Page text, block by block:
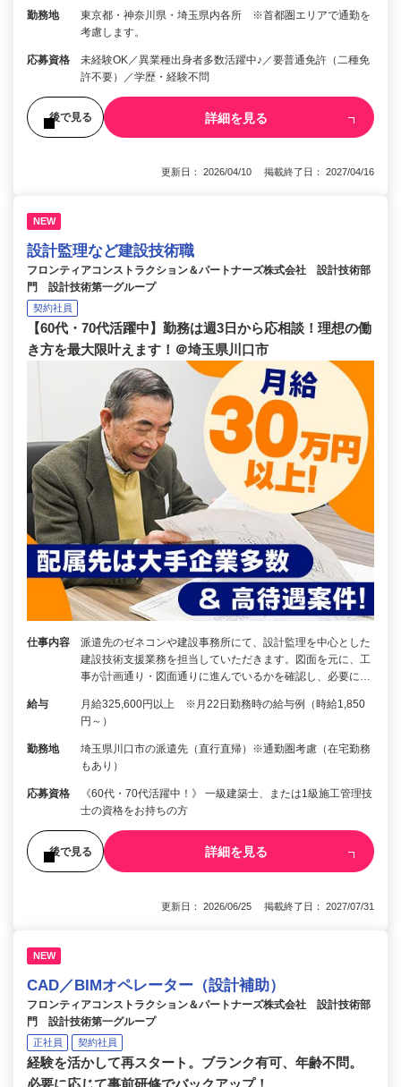
勤務地
東京都・神奈川県・埼玉県内各所 ※首都圏エリアで通勤を
考慮します。
応募資格
未経験OK／異業種出身者多数活躍中♪／要普通免許（二種免
許不要）／学歴・経験不問
後で見る 詳細を見る
更新日： 2026/04/10 掲載終了日： 2027/04/16
NEW
設計監理など建設技術職
フロンティアコンストラクション＆パートナーズ株式会社 設計技術部
門 設計技術第一グループ
契約社員
【60代・70代活躍中】勤務は週3日から応相談！理想の働
き方を最大限叶えます！＠埼玉県川口市
仕事内容
派遣先のゼネコンや建設事務所にて、設計監理を中心とした
建設技術支援業務を担当していただきます。図面を元に、工
事が計画通り・図面通りに進んでいるかを確認し、必要に…
給与
月給325,600円以上 ※月22日勤務時の給与例（時給1,850
円～）
勤務地
埼玉県川口市の派遣先（直行直帰）※通勤圏考慮（在宅勤務
もあり）
応募資格
《60代・70代活躍中！》 一級建築士、または1級施工管理技
士の資格をお持ちの方
後で見る 詳細を見る
更新日： 2026/06/25 掲載終了日： 2027/07/31
NEW
CAD／BIMオペレーター（設計補助）
フロンティアコンストラクション＆パートナーズ株式会社 設計技術部
門 設計技術第一グループ
正社員 契約社員
経験を活かして再スタート。ブランク有可、年齢不問。
必要に応じて事前研修でバックアップ！